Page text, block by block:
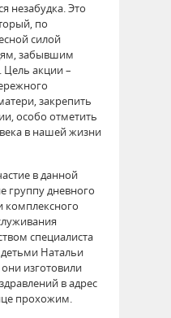
незабудка. Это
по
силой
забывшим
Цель акции –
закрепить
особо отметить
в нашей жизни
в данной
группу дневного
комплексного
специалиста
Натальи
изготовили
в адрес
прохожим.